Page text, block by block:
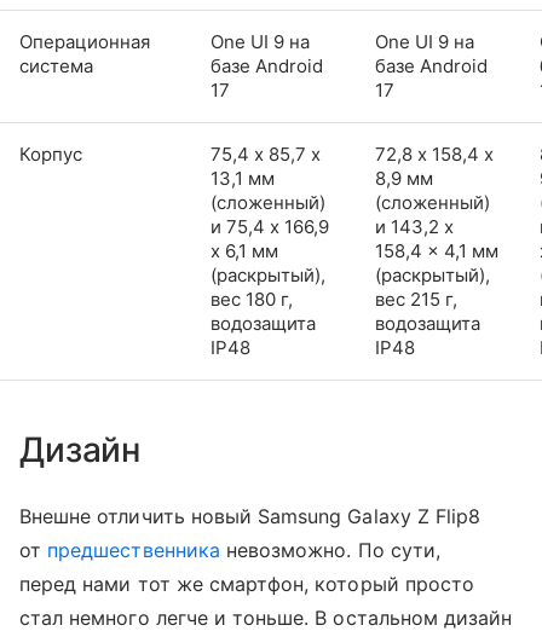
Операционная
система
One UI 9 на
базе Android
17
One UI 9 на
базе Android
17
Корпус
75,4 х 85,7 х
13,1 мм
(сложенный)
и 75,4 x 166,9
x 6,1 мм
(раскрытый),
вес 180 г,
водозащита
IP48
72,8 х 158,4 х
8,9 мм
(сложенный)
и 143,2 x
158,4 x 4,1 мм
(раскрытый),
вес 215 г,
водозащита
IP48
Дизайн
Внешне отличить новый Samsung Galaxy Z Flip8
от предшественника невозможно. По сути,
перед нами тот же смартфон, который просто
стал немного легче и тоньше. В остальном дизайн